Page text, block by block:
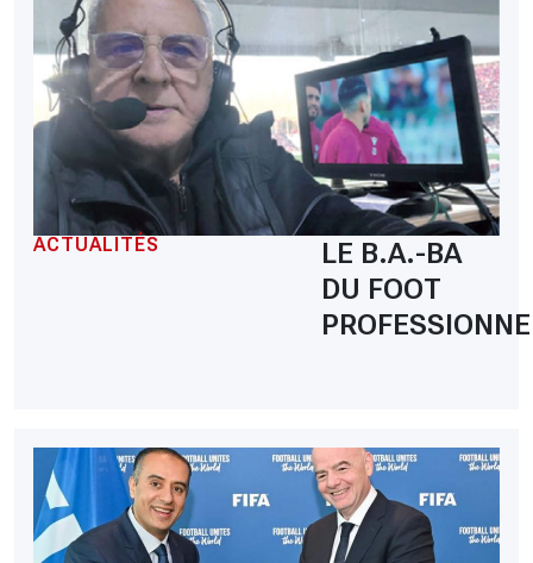
ACTUALITÉS
LE B.A.-BA
DU FOOT